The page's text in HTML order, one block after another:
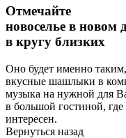
Отмечайте
новоселье в новом
в кругу близких
Оно будет именно
вкусные шашлыки в
музыка на нужной для
в большой гостиной, где
интересен.
Вернуться назад